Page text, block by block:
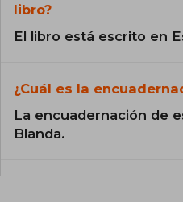
libro?
El libro está escrito en
¿Cuál es la
La encuadernación de
Blanda.